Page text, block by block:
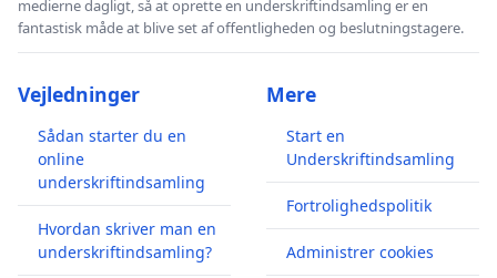
medierne dagligt, så at oprette en underskriftindsamling er en
fantastisk måde at blive set af offentligheden og beslutningstagere.
Vejledninger
Sådan starter du en
online
underskriftindsamling
Hvordan skriver man en
underskriftindsamling?
Mere
Start en
Underskriftindsamling
Fortrolighedspolitik
Administrer cookies